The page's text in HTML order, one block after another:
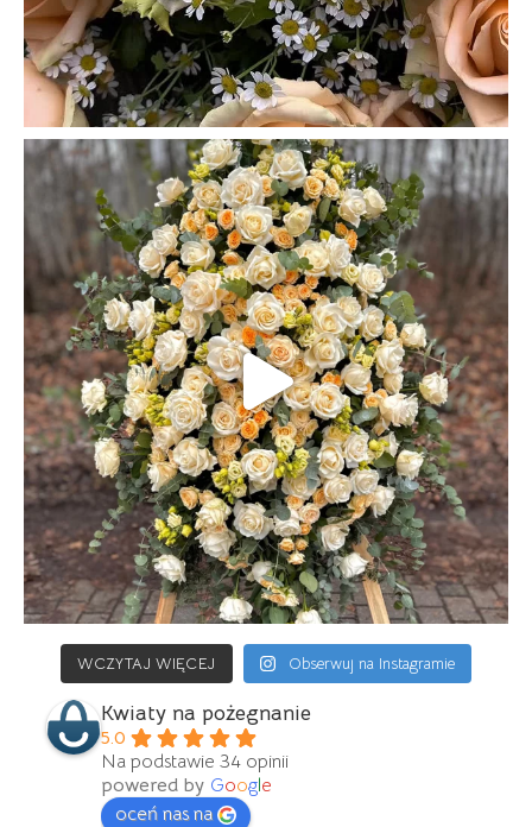
WCZYTAJ WIĘCEJ Obserwuj na Instagramie
Kwiaty na pożegnanie
5.0
Na podstawie 34 opinii
powered by Google
oceń nas na